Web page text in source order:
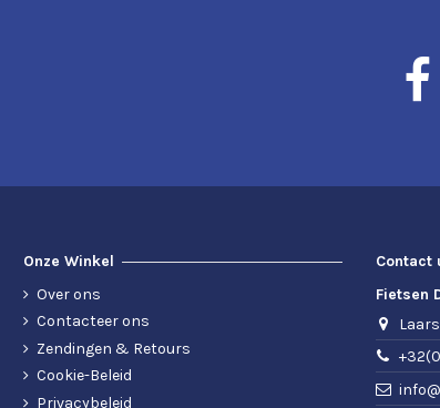
Onze Winkel
Over ons
Contacteer ons
Zendingen & Retours
Cookie-Beleid
Privacybeleid
Contact
Fietsen